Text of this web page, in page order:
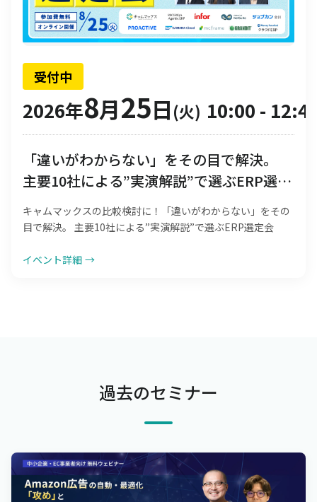
受付中
2026年8月25日(火) 10:00 -
「違いがわからない」をその目で解決。
主要10社による”実演解説”で選ぶERP選定
会
キャムマックスの比較検討に！「違いがわからない」をその
目で解決。 主要10社による”実演解説”で選ぶERP選定会
イベント詳細 →
過去のセミナー